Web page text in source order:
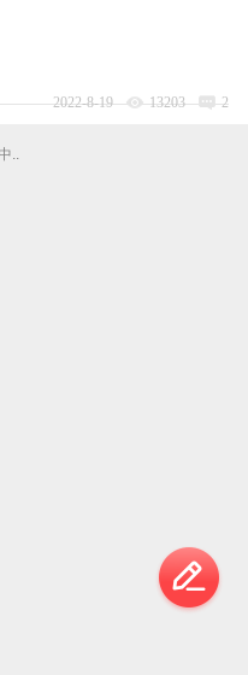
2022-8-19 13203 2
..